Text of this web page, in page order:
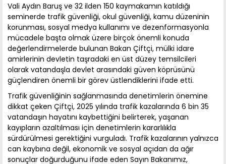
Vali Aydın Baruş ve 32 ilden 150 kaymakamın katıldığı
seminerde trafik güvenliği, okul güvenliği, kamu düzeninin
korunması, sosyal medya kullanımı ve dezenformasyonla
mücadele başta olmak üzere birçok önemli konuda
değerlendirmelerde bulunan Bakan Çiftçi, mülki idare
amirlerinin devletin taşradaki en üst düzey temsilcileri
olarak vatandaşla devlet arasındaki güven köprüsünü
güçlendiren önemli bir görev üstlendiklerini ifade etti.
Trafik güvenliğinin sağlanmasında denetimlerin önemine
dikkat çeken Çiftçi, 2025 yılında trafik kazalarında 6 bin 35
vatandaşın hayatını kaybettiğini belirterek, yaşanan
kayıpların azaltılması için denetimlerin kararlılıkla
sürdürülmesi gerektiğini vurguladı. Trafik kazalarının yalnızca
can kaybına değil, ekonomik ve sosyal açıdan da ağır
sonuçlar doğurduğunu ifade eden Sayın Bakanımız,